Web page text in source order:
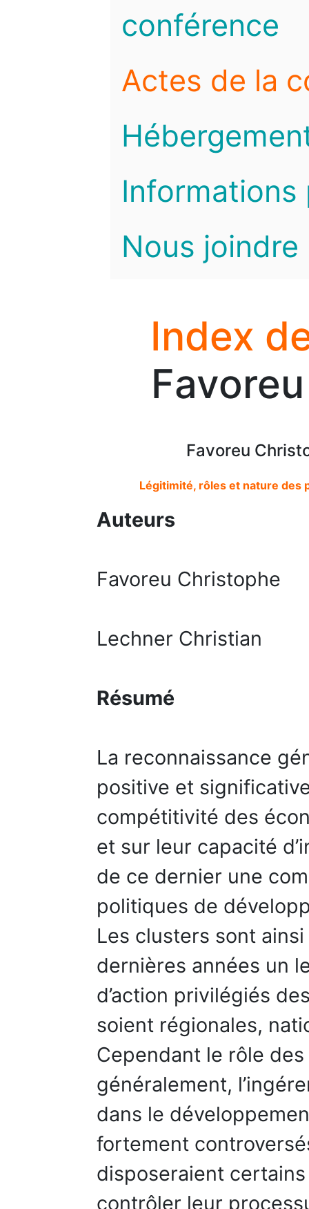
conférence
Actes de la
Informations
Nous joindre
Index
Favoreu
Légitimité, rôles et nature des
Auteurs
Favoreu Christophe
Lechner Christian
Résumé
La reconnaissance
positive et
compétitivité des
et sur leur capacité
de ce dernier une
politiques de
Les clusters sont
dernières années un
d’action privilégiés
soient régionales,
Cependant le rôle
généralement,
dans le
fortement
disposeraient
contrôler leur